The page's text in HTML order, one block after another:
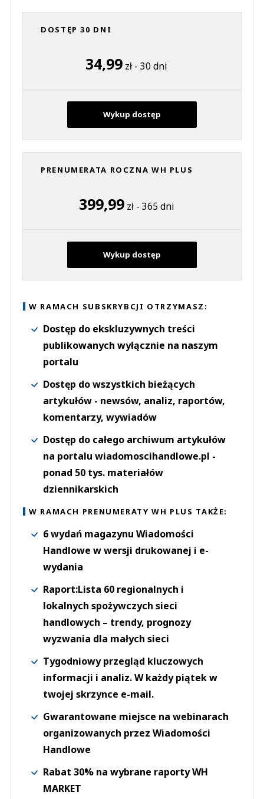
DOSTĘP 30 DNI
34,99 zł - 30 dni
Wykup dostęp
PRENUMERATA ROCZNA WH PLUS
399,99zł - 365 dni
Wykup dostęp
W RAMACH SUBSKRYBCJI OTRZYMASZ:
Dostęp do ekskluzywnych treści
publikowanych wyłącznie na naszym
portalu
Dostęp do wszystkich bieżących
artykułów - newsów, analiz, raportów,
komentarzy, wywiadów
Dostęp do całego archiwum artykułów
na portalu wiadomoscihandlowe.pl -
ponad 50 tys. materiałów
dziennikarskich
W RAMACH PRENUMERATY WH PLUS TAKŻE:
6 wydań magazynu Wiadomości
Handlowe w wersji drukowanej i e-
wydania
Raport:Lista 60 regionalnych i
lokalnych spożywczych sieci
handlowych – trendy, prognozy
wyzwania dla małych sieci
Tygodniowy przegląd kluczowych
informacji i analiz. W każdy piątek w
twojej skrzynce e-mail.
Gwarantowane miejsce na webinarach
organizowanych przez Wiadomości
Handlowe
Rabat 30% na wybrane raporty WH
MARKET